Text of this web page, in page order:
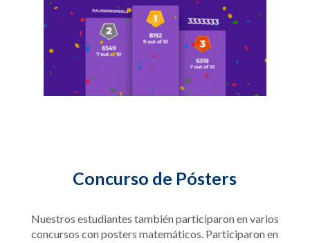
Concurso de Pósters
Nuestros estudiantes también participaron en varios
concursos con posters matemáticos. Participaron en